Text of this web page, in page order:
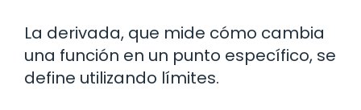
La derivada, que mide cómo cambia
una función en un punto específico, se
define utilizando límites.